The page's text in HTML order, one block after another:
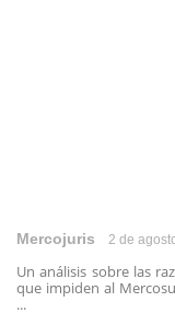
Mercojuris 2 de
Un análisis sobre las
que impiden al
...